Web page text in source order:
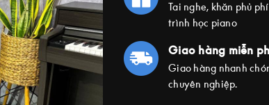
Tai nghe, khăn phủ
trình học piano
Giao hàng miễn
Giao hàng nhanh
chuyên nghiệp.